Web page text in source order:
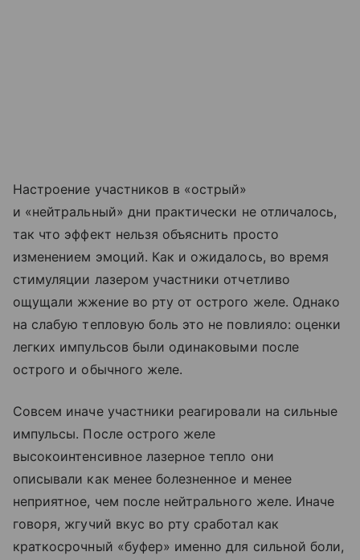
Настроение участников в «острый»
и «нейтральный» дни практически не отличалось,
так что эффект нельзя объяснить просто
изменением эмоций. Как и ожидалось, во время
стимуляции лазером участники отчетливо
ощущали жжение во рту от острого желе. Однако
на слабую тепловую боль это не повлияло: оценки
легких импульсов были одинаковыми после
острого и обычного желе.
Совсем иначе участники реагировали на сильные
импульсы. После острого желе
высокоинтенсивное лазерное тепло они
описывали как менее болезненное и менее
неприятное, чем после нейтрального желе. Иначе
говоря, жгучий вкус во рту сработал как
краткосрочный «буфер» именно для сильной боли,